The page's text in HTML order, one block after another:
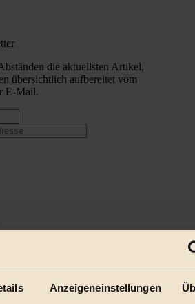
Anzeigeneinstellungen
die aktuellsten Artikel,
übersichtlich aufbereitet vom
E-Mail.